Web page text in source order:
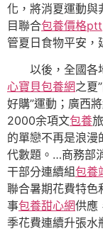
化，將消夏運動與
目聯合包養價格ptt
管夏日食物平安，
以後，全國各
心寶貝包養網之夏
好購”運動；廣西
2000余項文包養
的單戀不再是浪漫
代數題。…商務部
干部分連續組包養
聯合暑期花費特色
事包養甜心網供應
季花費連續升張水